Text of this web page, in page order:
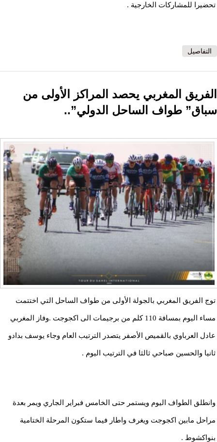
تحضيرا للمشاركات الخارجية .
التفاصيل
الفريق المغربي يحصد المراكز الأولى من
سباق” طواف الساحل الدولي”..
توج الفريق المغربي بالجولة الأولى من طواف الساحل التي اختتمت
مساء اليوم بمسافة 110 كلم من برجيمات الى اكجوجت .وفاز المغربي
عادل العرباوي بالقميص الأصفر يتصدر الترتيب العام وجاء يوسف بدادو
ثانيا والحسين صباحي ثالثا في الترتيب اليوم .
وانطلق الطواف اليوم ويستمر حتى الخامس فبراير الجاري ويمر بعدة
مراحل مابين اكجوجت ويغرف واطار فيما ستكون المرحلة الختامية
بنواكشوط .